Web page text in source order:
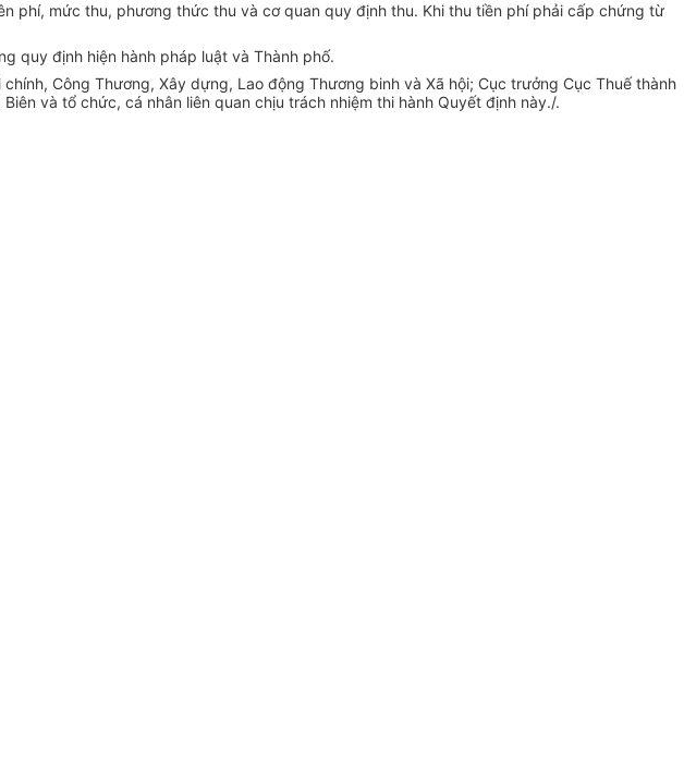
phí, mức thu, phương thức thu và cơ quan quy định thu. Khi thu tiền phí phải cấp chứng từ
quy định hiện hành pháp luật và Thành phố.
Công Thương, Xây dựng, Lao động Thương binh và Xã hội; Cục trưởng Cục Thuế thành
và tổ chức, cá nhân liên quan chịu trách nhiệm thi hành Quyết định này./.